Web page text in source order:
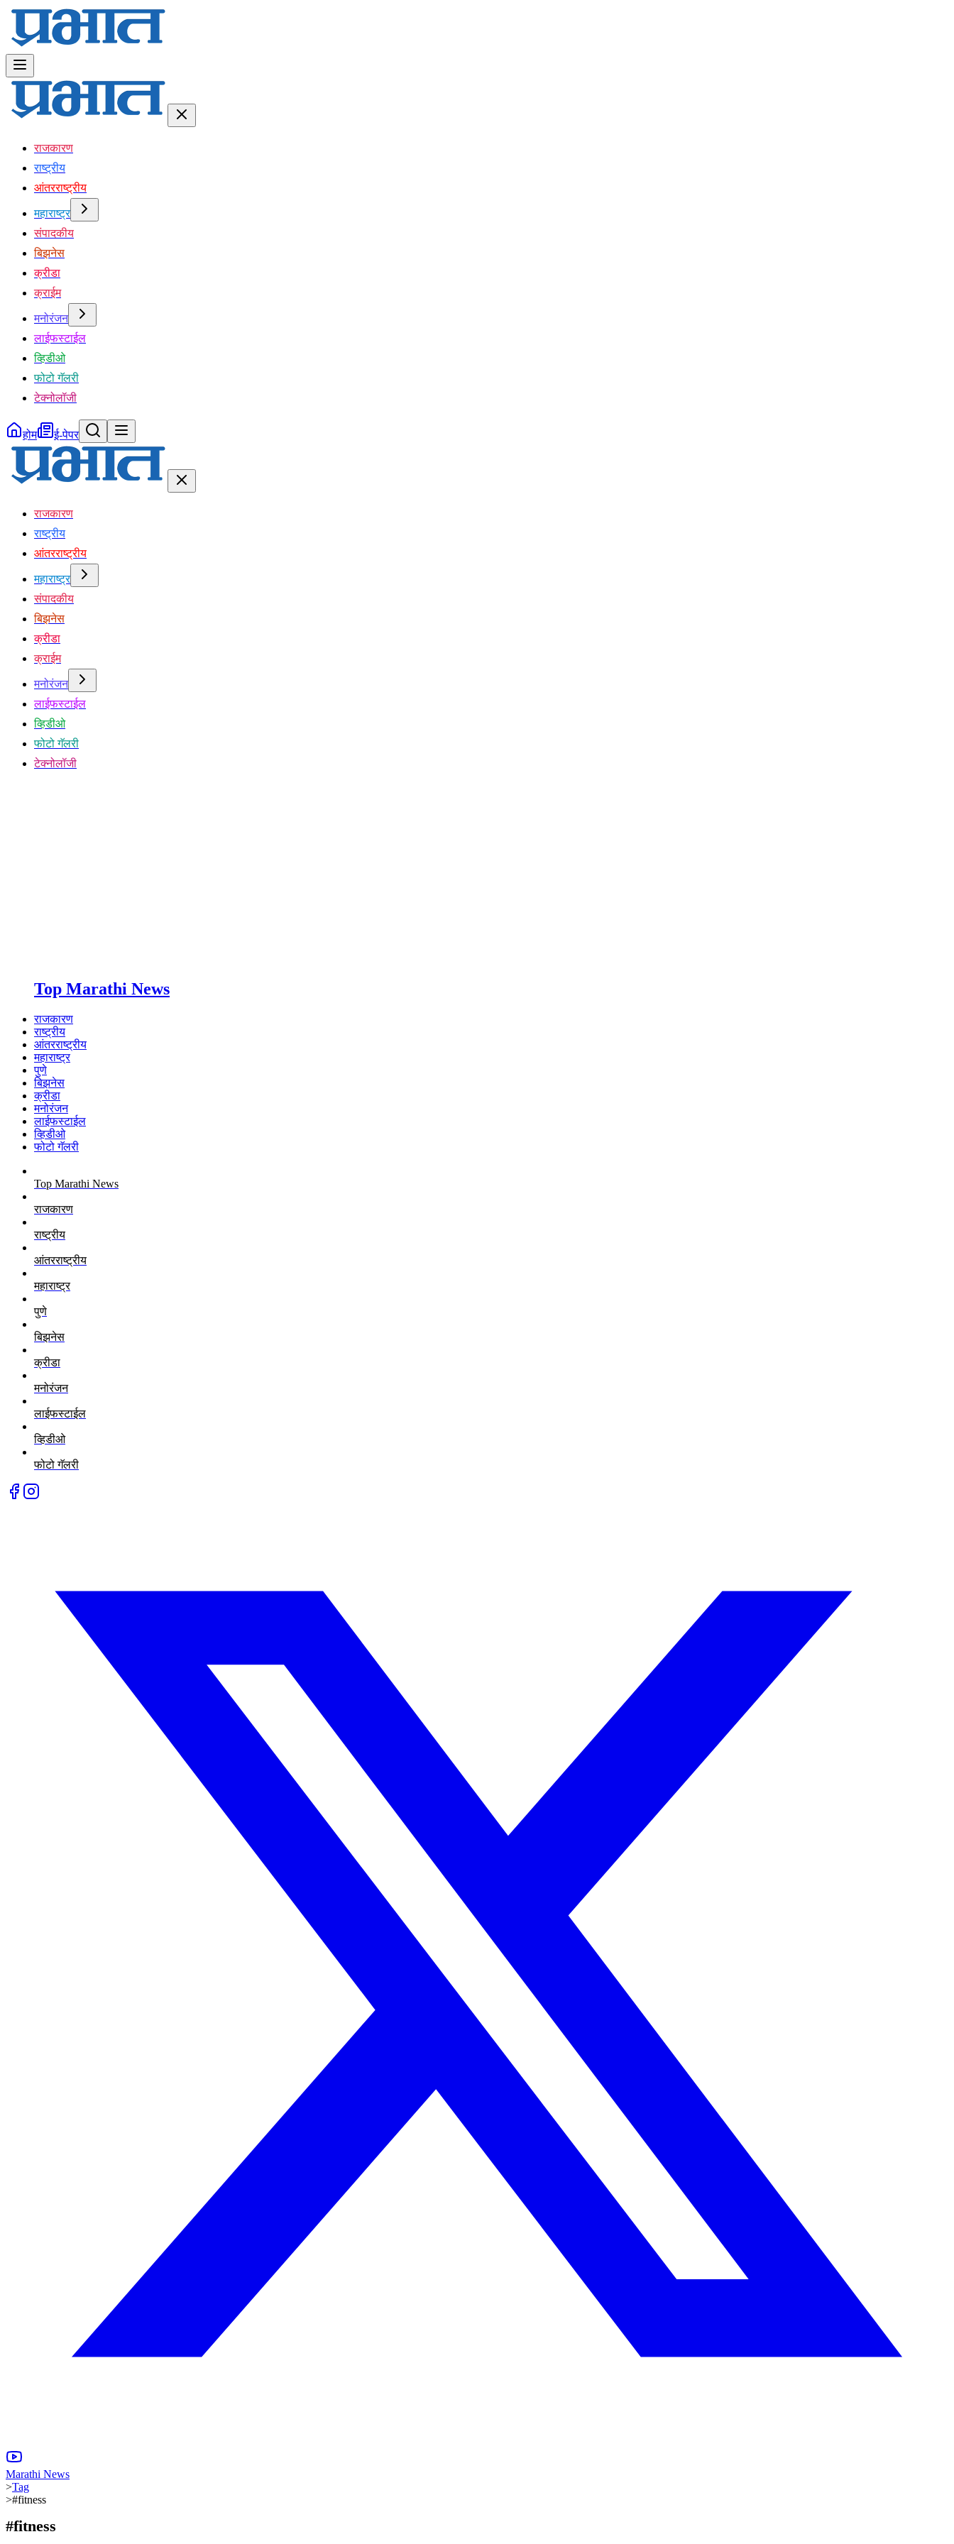
राजकारण
राष्ट्रीय
आंतरराष्ट्रीय
महाराष्ट्र
संपादकीय
बिझनेस
क्रीडा
क्राईम
मनोरंजन
लाईफस्टाईल
व्हिडीओ
फोटो गॅलरी
टेक्नोलॉजी
होम ई-पेपर
राजकारण
राष्ट्रीय
आंतरराष्ट्रीय
महाराष्ट्र
संपादकीय
बिझनेस
क्रीडा
क्राईम
मनोरंजन
लाईफस्टाईल
व्हिडीओ
फोटो गॅलरी
टेक्नोलॉजी
Top Marathi News
राजकारण
राष्ट्रीय
आंतरराष्ट्रीय
महाराष्ट्र
पुणे
बिझनेस
क्रीडा
मनोरंजन
लाईफस्टाईल
व्हिडीओ
फोटो गॅलरी
Top Marathi News
राजकारण
राष्ट्रीय
आंतरराष्ट्रीय
महाराष्ट्र
पुणे
बिझनेस
क्रीडा
मनोरंजन
लाईफस्टाईल
व्हिडीओ
फोटो गॅलरी
Marathi News
>Tag
>#fitness
#fitness